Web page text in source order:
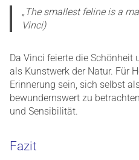
„The smallest feline is a
Vinci)
Da Vinci feierte die Schönheit
als Kunstwerk der Natur. Für
Erinnerung sein, sich selbst
bewundernswert zu
und Sensibilität.
Fazit